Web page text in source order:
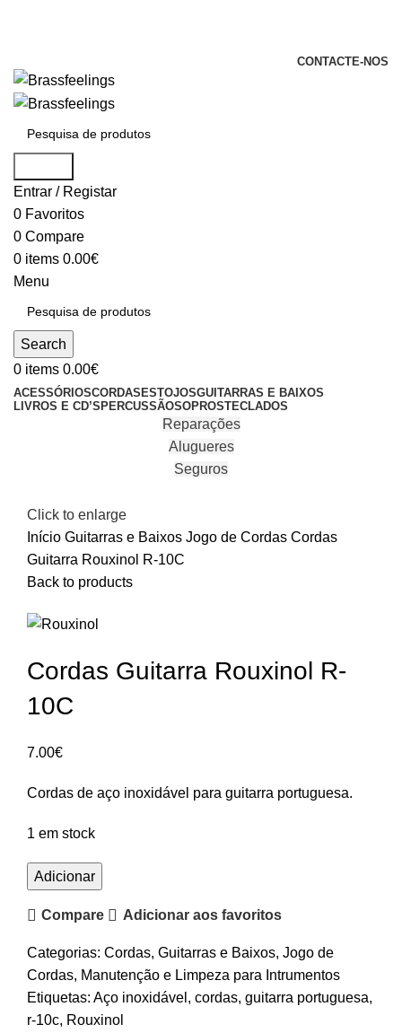
CONTACTE-NOS
Entrar / Registar
0 Favoritos
0 Compare
0 items 0.00€
Menu
Search
0 items 0.00€
ACESSÓRIOSCORDAS ESTOJOSGUITARRAS E BAIXOS
LIVROS E CD’S PERCUSSÃOSOPROSTECLADOS
Reparações
Alugueres
Seguros
Click to enlarge
Início Guitarras e Baixos Jogo de Cordas Cordas
Guitarra Rouxinol R-10C
Back to products
Cordas Guitarra Rouxinol R-
10C
7.00€
Cordas de aço inoxidável para guitarra portuguesa.
1 em stock
Quantidade
de
Cordas
Rouxinol
R-
10C
Adicionar
Compare Adicionar aos favoritos
Categorias: Cordas, Guitarras e Baixos, Jogo de
Cordas, Manutenção e Limpeza para Intrumentos
Etiquetas: Aço inoxidável , cordas, guitarra portuguesa,
r-10c, Rouxinol